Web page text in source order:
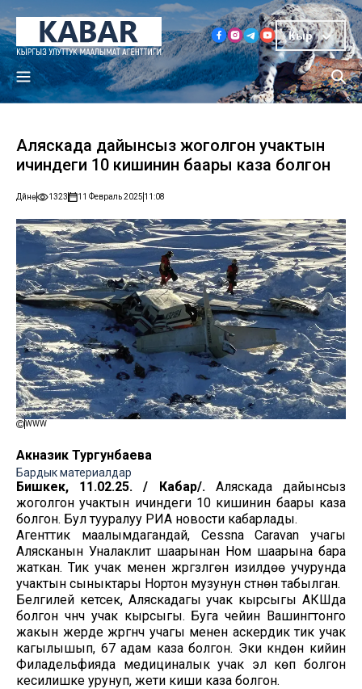
Кыр
Аляскада дайынсыз жоголгон учактын
ичиндеги 10 кишинин баары каза болгон
Дүйнө 1323 11 Февраль 2025 11:08
WWW
Акназик Тургунбаева
Бардык материалдар
Бишкек, 11.02.25. / Кабар/. Аляскада дайынсыз
жоголгон учактын ичиндеги 10 кишинин баары каза
болгон. Бул тууралуу РИА новости кабарлады.
Агенттик маалымдагандай, Cessna Caravan учагы
Алясканын Уналаклит шаарынан Ном шаарына бара
жаткан. Тик учак менен жүргүзүлгөн изилдөө учурунда
учактын сыныктары Нортон музунун үстүнөн табылган.
Белгилей кетсек, Аляскадагы учак кырсыгы АКШда
болгон үчүнчү учак кырсыгы. Буга чейин Вашингтонго
жакын жерде жүргүнчү учагы менен аскердик тик учак
кагылышып, 67 адам каза болгон. Эки күндөн кийин
Филадельфияда медициналык учак эл көп болгон
кесилишке урунуп, жети киши каза болгон.